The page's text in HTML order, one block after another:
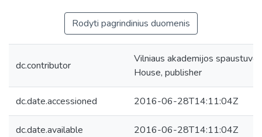
Rodyti pagrindinius duomenis
dc.contributor
Vilniaus akademijos
House, publisher
dc.date.accessioned 2016-06-28T14:11:04Z
dc.date.available 2016-06-28T14:11:04Z